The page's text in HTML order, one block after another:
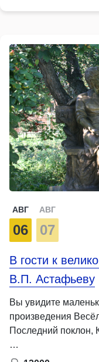
АВГ
06
АВГ
07
В гости к
В.П. Астафьеву
Вы увидите
произведения
Последний поклон,
…